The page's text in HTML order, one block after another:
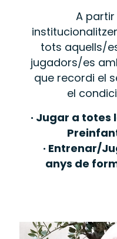
A partir
tots aquells/
jugadors/es
que recordi el
el
· Jugar a totes
· Entrenar/
anys de